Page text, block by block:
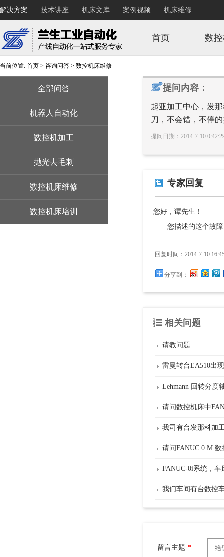
解决方案 技术讲座 机床文库 案例视频 机床维修
首页 数
当前位置: 首页 > 咨询问答 > 数控机床维修
全部问答
机器人自动化
数控机加工
抛光去毛刺
数控机床维修
数控机床培训
提问内容：
起亚加工中心，发
刀，不会错，不停
提问日期：2014-7-10
专家回复
您好，谭先生！
您描述的这个故障
回复时间：2014-7-10
分享到：
相关问题
请教问题
雷曼转台EA510出
Lehmann 回转分度
请问数控机床中
我司有台发那科加
请问FANUC 0 M
FANUC-0i系统，
我们车间有台数控
留言主题 *